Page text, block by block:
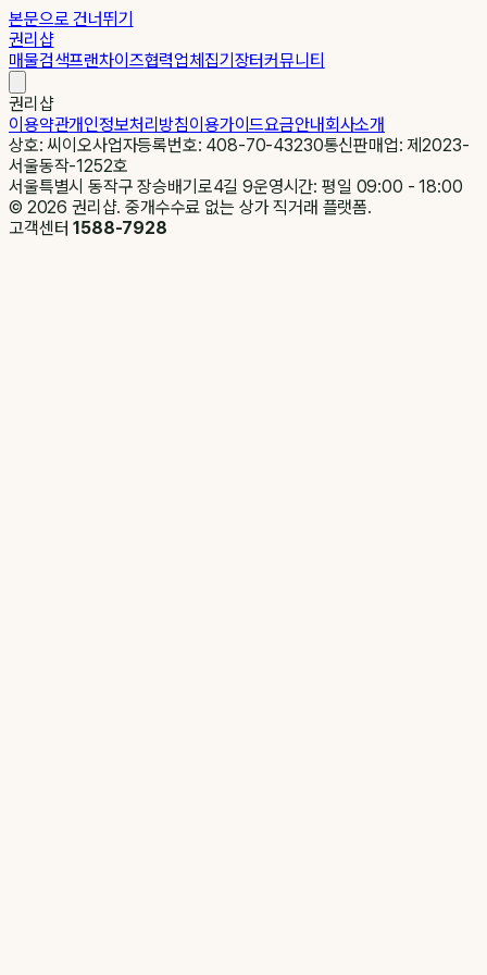
본문으로 건너뛰기
권리샵
매물검색프랜차이즈협력업체집기장터커뮤니티
권리샵
이용약관개인정보처리방침이용가이드요금안내회사소개
상호: 씨이오사업자등록번호: 408-70-43230통신판매업: 제2023-
서울동작-1252호
서울특별시 동작구 장승배기로4길 9운영시간: 평일 09:00 - 18:00
© 2026 권리샵. 중개수수료 없는 상가 직거래 플랫폼.
고객센터1588-7928